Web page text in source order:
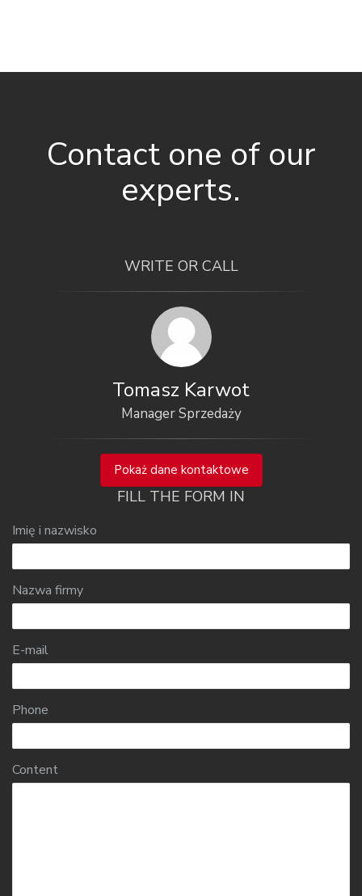
Contact one of our
experts.
WRITE OR CALL
Tomasz Karwot
Manager Sprzedaży
Pokaż dane kontaktowe
FILL THE FORM IN
Imię i nazwisko
Nazwa firmy
E-mail
Phone
Content